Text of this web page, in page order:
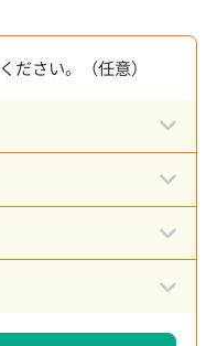
ださい。（任意）